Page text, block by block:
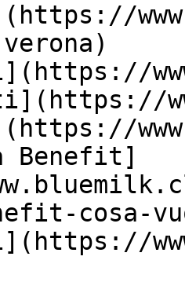
Benefit]
cosa-